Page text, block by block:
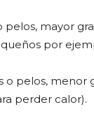
mayor
por
o pelos, menor
perder calor).